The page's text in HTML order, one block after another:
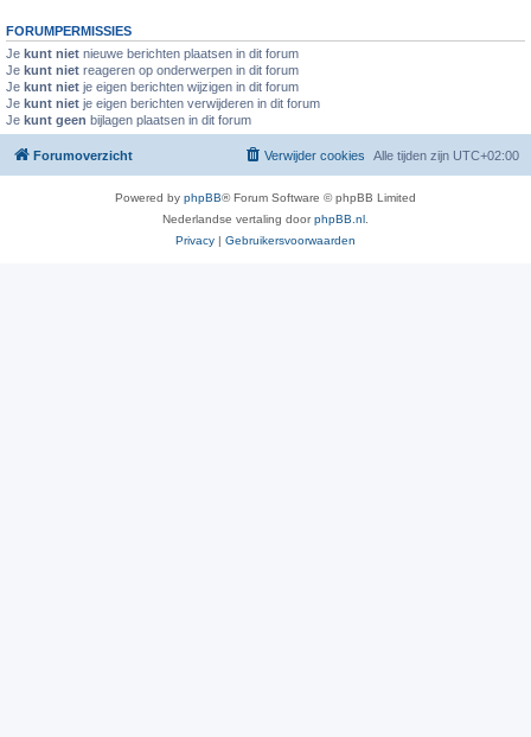
FORUMPERMISSIES
Je kunt niet nieuwe berichten plaatsen in dit forum
Je kunt niet reageren op onderwerpen in dit forum
Je kunt niet je eigen berichten wijzigen in dit forum
Je kunt niet je eigen berichten verwijderen in dit forum
Je kunt geen bijlagen plaatsen in dit forum
Forumoverzicht Alle tijden zijn UTC+02:00
Verwijder cookies
Powered by phpBB® Forum Software © phpBB Limited
Nederlandse vertaling doorphpBB.nl
Privacy | Gebruikersvoorwaarden